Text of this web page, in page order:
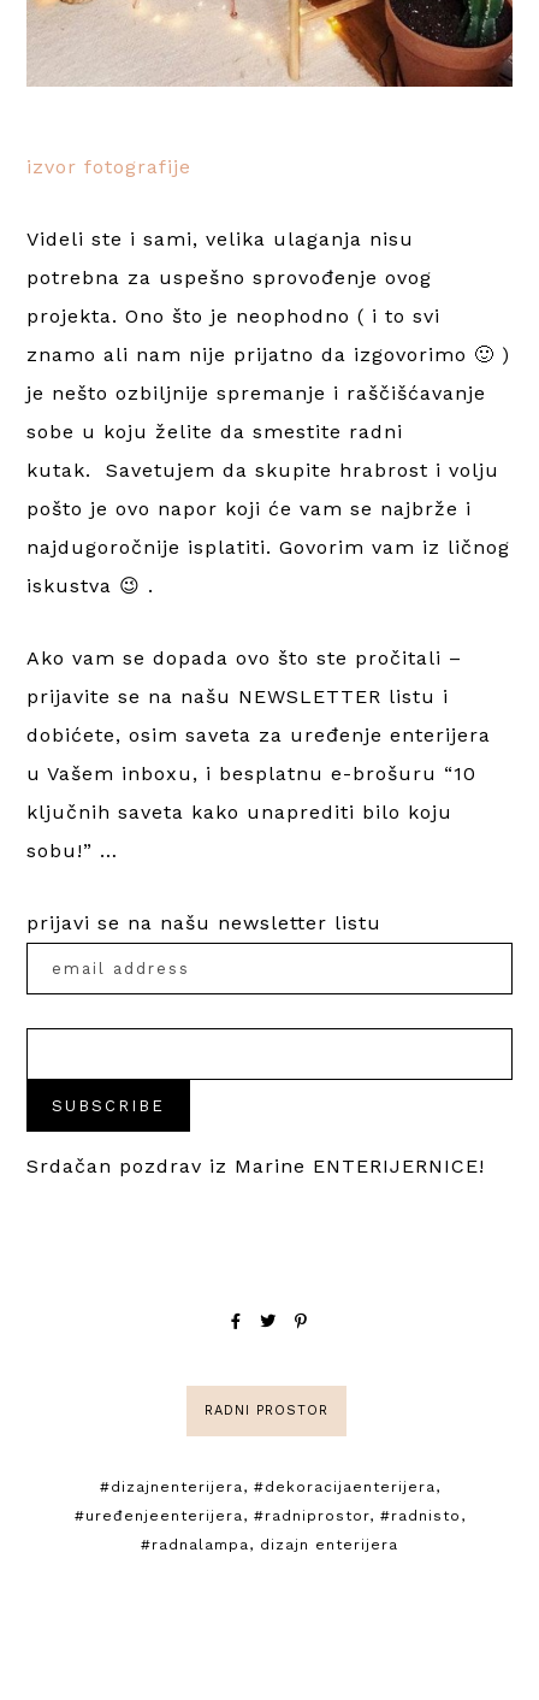
izvor fotografije
Videli ste i sami, velika ulaganja nisu
potrebna za uspešno sprovođenje ovog
projekta. Ono što je neophodno ( i to svi
znamo ali nam nije prijatno da izgovorimo 🙂 )
je nešto ozbiljnije spremanje i raščišćavanje
sobe u koju želite da smestite radni
kutak. Savetujem da skupite hrabrost i volju
pošto je ovo napor koji će vam se najbrže i
najdugoročnije isplatiti. Govorim vam iz ličnog
iskustva 😉 .
Ako vam se dopada ovo što ste pročitali –
prijavite se na našu NEWSLETTER listu i
dobićete, osim saveta za uređenje enterijera
u Vašem inboxu, i besplatnu e-brošuru “10
ključnih saveta kako unaprediti bilo koju
sobu!” …
prijavi se na našu newsletter listu
Srdačan pozdrav iz Marine ENTERIJERNICE!
RADNI PROSTOR
#dizajnenterijera, #dekoracijaenterijera,
#uređenjeenterijera, #radniprostor, #radnisto ,
#radnalampa, dizajn enterijera